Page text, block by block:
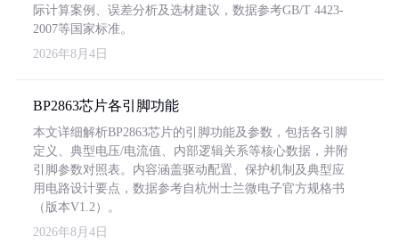
际计算案例、误差分析及选材建议，数据参考GB/T 4423-
2007等国家标准。
2026年8月4日
BP2863芯片各引脚功能
本文详细解析BP2863芯片的引脚功能及参数，包括各引脚
定义、典型电压/电流值、内部逻辑关系等核心数据，并附
引脚参数对照表。内容涵盖驱动配置、保护机制及典型应
用电路设计要点，数据参考自杭州士兰微电子官方规格书
（版本V1.2）。
2026年8月4日